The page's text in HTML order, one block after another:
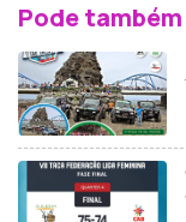
Pode